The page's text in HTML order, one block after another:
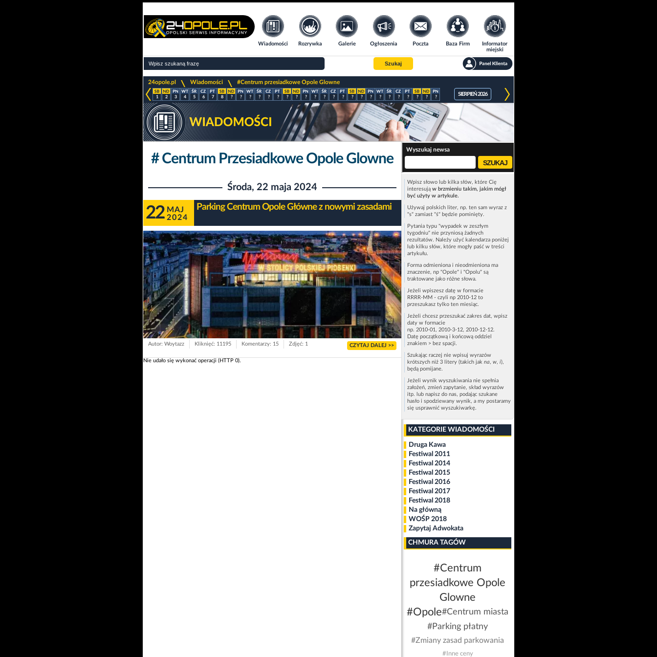
Wiadomości Rozrywka Galerie Ogłoszenia Poczta Baza Firm
Informator
miejski
Szukaj
24opole.pl
>
Wiadomości
>
#Centrum przesiadkowe Opole Glowne
1 2 3 4 5 6 7 8 ? ? ? ? ? ? ? ? ? ? ? ? ? ? ? ? ? ? ? ? ? ? ?
SIERPIEŃ 2026
# Centrum Przesiadkowe Opole Glowne
Środa, 22 maja 2024
22 MAJ
2024
Parking Centrum Opole Główne z nowymi zasadami
Autor: Woytazz Kliknięć: 11195 Komentarzy: 15 Zdjęć: 1 CZYTAJ DALEJ >>
Nie udało się wykonać operacji (HTTP 0).
Wyszukaj newsa
Wpisz słowo lub kilka słów, które Cię
interesują w brzmieniu takim, jakim mógł
być użyty w artykule.
Używaj polskich liter, np. ten sam wyraz z
"s" zamiast "ś" będzie pominięty.
Pytania typu "wypadek w zeszłym
tygodniu" nie przyniosą żadnych
rezultatów. Należy użyć kalendarza poniżej
lub kilku słów, które mogły paść w treści
artykułu.
Forma odmieniona i nieodmieniona ma
znaczenie, np "Opole" i "Opolu" są
traktowane jako różne słowa.
Jeżeli wpiszesz datę w formacie
RRRR-MM - czyli np 2010-12 to
przeszukasz tylko ten miesiąc.
Jeżeli chcesz przeszukać zakres dat, wpisz
daty w formacie
np. 2010-01, 2010-3-12, 2010-12-12.
Datę początkową i końcową oddziel
znakiem > bez spacji.
Szukając raczej nie wpisuj wyrazów
krótszych niż 3 litery (takich jak na, w, i),
będą pomijane.
Jeżeli wynik wyszukiwania nie spełnia
założeń, zmień zapytanie, skład wyrazów
itp. lub napisz do nas, podając szukane
hasło i spodziewany wynik, a my postaramy
się usprawnić wyszukiwarkę.
KATEGORIE WIADOMOŚCI
Druga Kawa
Festiwal 2011
Festiwal 2014
Festiwal 2015
Festiwal 2016
Festiwal 2017
Festiwal 2018
Na główną
WOŚP 2018
Zapytaj Adwokata
CHMURA TAGÓW
#Centrum
przesiadkowe Opole
Glowne
#Opole#Centrum miasta
#Parking płatny
#Zmiany zasad parkowania
#Inne ceny